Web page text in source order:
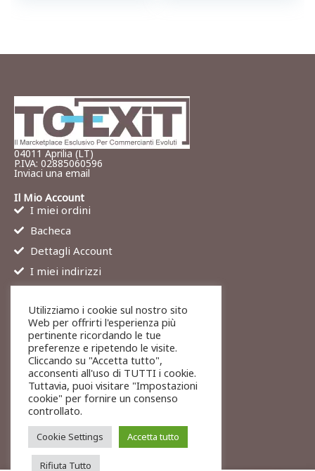
04011 Aprilia (LT)
P.IVA: 02885060596
Inviaci una email
Il Mio Account
I miei ordini
Bacheca
Dettagli Account
I miei indirizzi
Chi siamo
Services
Blog
Contatti
Legali
Termini di servizio
Resi e rimborsi
Utilizziamo i cookie sul nostro sito
Web per offrirti l'esperienza più
pertinente ricordando le tue
preferenze e ripetendo le visite.
Cliccando su "Accetta tutto",
acconsenti all'uso di TUTTI i cookie.
Tuttavia, puoi visitare "Impostazioni
cookie" per fornire un consenso
controllato.
Cookie Settings Accetta tutto
Rifiuta Tutto